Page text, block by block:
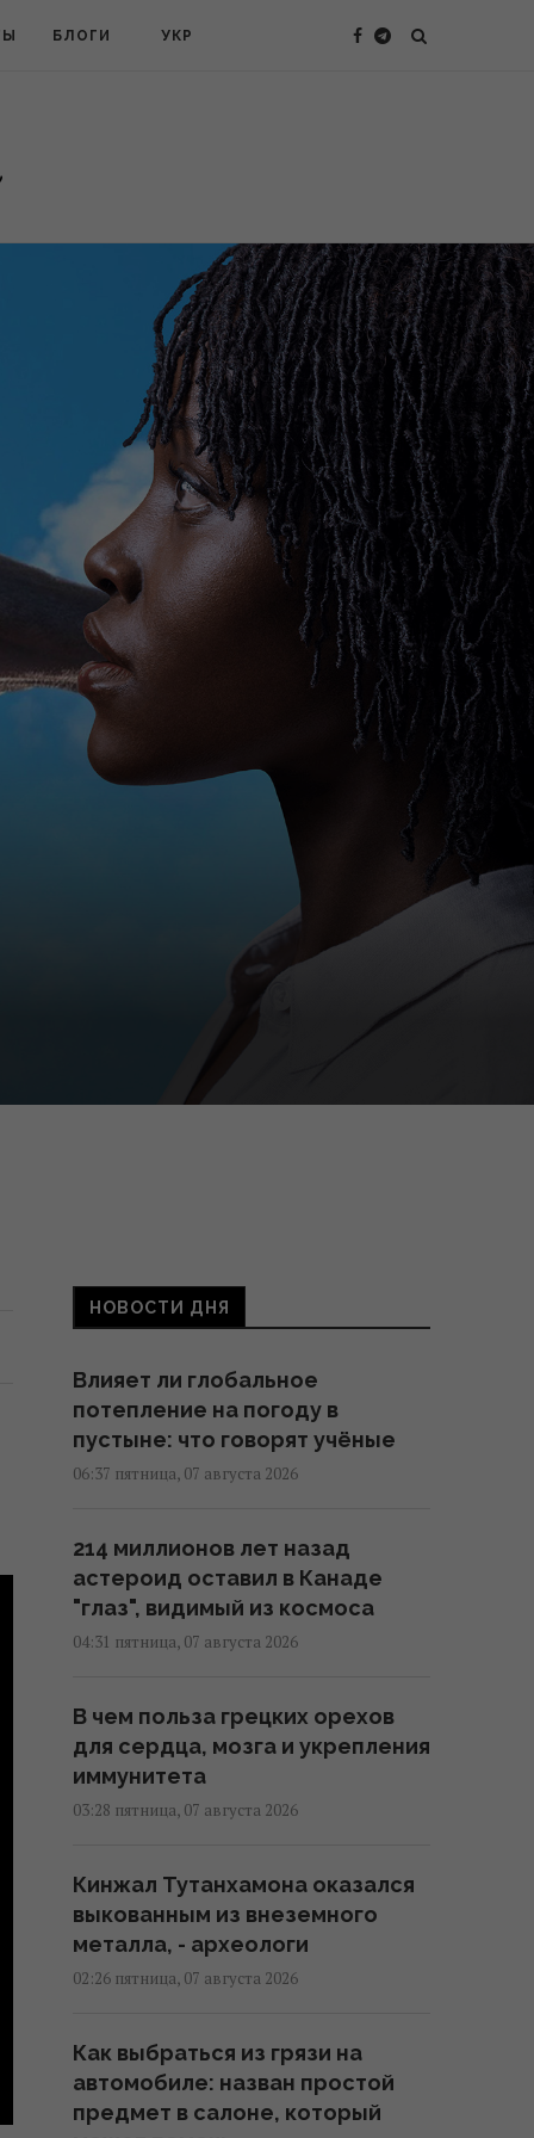
БЛОГИ УКР
НОВОСТИ ДНЯ
Влияет ли глобальное
потепление на погоду в
пустыне: что говорят учёные
06:37 пятница, 07 августа 2026
214 миллионов лет назад
астероид оставил в Канаде
"глаз", видимый из космоса
04:31 пятница, 07 августа 2026
В чем польза грецких орехов
для сердца, мозга и укрепления
иммунитета
03:28 пятница, 07 августа 2026
Кинжал Тутанхамона оказался
выкованным из внеземного
металла, - археологи
02:26 пятница, 07 августа 2026
Как выбраться из грязи на
автомобиле: назван простой
предмет в салоне, который